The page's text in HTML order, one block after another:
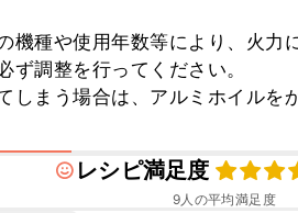
機種や使用年数等により、火力
ず調整を行ってください。
しまう場合は、アルミホイルを
レシピ満足度
9人の平均満足度